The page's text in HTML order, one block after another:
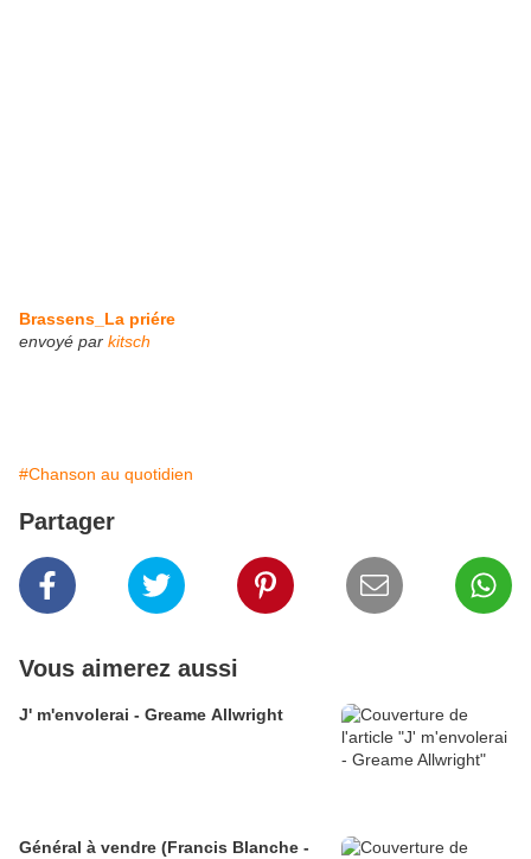
Brassens_La priére
envoyé par kitsch
#Chanson au quotidien
Partager
Vous aimerez aussi
J' m'envolerai - Greame Allwright
Général à vendre (Francis Blanche -